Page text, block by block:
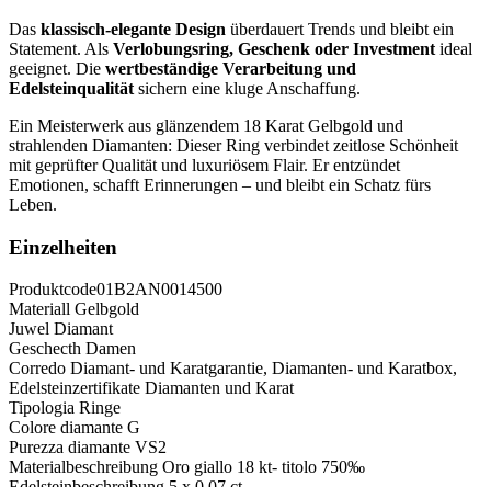
Das klassisch-elegante Design überdauert Trends und bleibt ein
Statement. Als Verlobungsring, Geschenk oder Investment ideal
geeignet. Die wertbeständige Verarbeitung und
Edelsteinqualität sichern eine kluge Anschaffung.
Ein Meisterwerk aus glänzendem 18 Karat Gelbgold und
strahlenden Diamanten: Dieser Ring verbindet zeitlose Schönheit
mit geprüfter Qualität und luxuriösem Flair. Er entzündet
Emotionen, schafft Erinnerungen – und bleibt ein Schatz fürs
Leben.
Einzelheiten
Produktcode01B2AN0014500
Materiall Gelbgold
Juwel Diamant
Geschecth Damen
Corredo Diamant- und Karatgarantie, Diamanten- und Karatbox,
Edelsteinzertifikate Diamanten und Karat
Tipologia Ringe
Colore diamante G
Purezza diamante VS2
Materialbeschreibung Oro giallo 18 kt- titolo 750‰